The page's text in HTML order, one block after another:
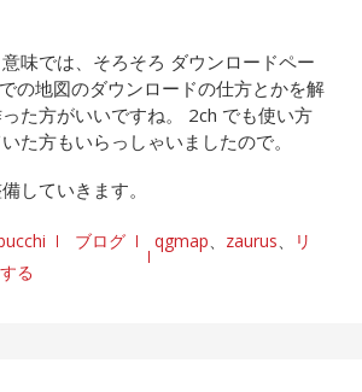
味では、そろそろ ダウンロードペー
の地図のダウンロードの仕方とかを解
た方がいいですね。 2ch でも使い方
た方もいらっしゃいましたので。
していきます。
ブログ qgmap、 zaurus、
リ
る